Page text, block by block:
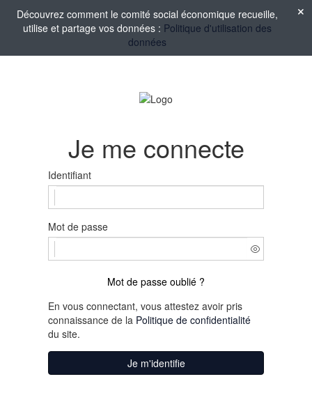
Découvrez comment le comité social économique recueille,
utilise et partage vos données : Politique d'utilisation des
données
Je me connecte
Identifiant
Mot de passe
Mot de passe oublié ?
En vous connectant, vous attestez avoir pris
connaissance de la Politique de confidentialité
du site.
Je m'identifie